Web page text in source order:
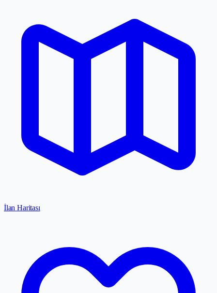
İlan Haritası